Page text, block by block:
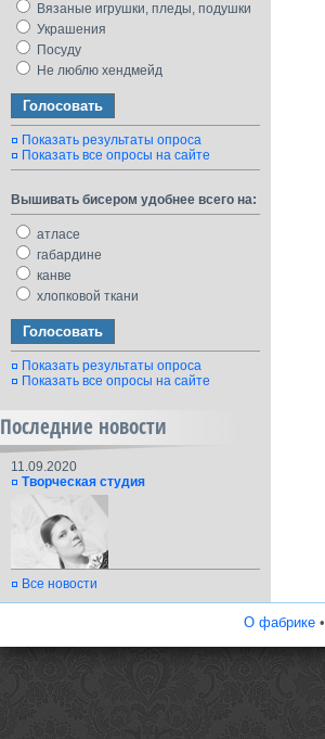
Вязаные игрушки, пледы, подушки
Украшения
Посуду
Не люблю хендмейд
Показать результаты опроса
Показать все опросы на сайте
Вышивать бисером удобнее всего на:
атласе
габардине
канве
хлопковой ткани
Показать результаты опроса
Показать все опросы на сайте
Последние новости
11.09.2020
Творческая студия
Все новости
О фабрике•